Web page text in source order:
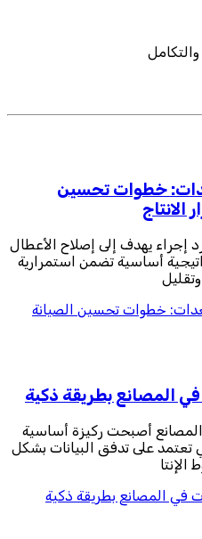
والتكامل
خطوات تحسين
الانتاج
إجراء يهدف إلى إصلاح الأعطال
أساسية تضمن استمرارية
خطوات تحسين الصيانة
في المصانع بطريقة ذكية
المصانع أصبحت ركيزة أساسية
تعتمد على تدفق البيانات بشكل
في المصانع بطريقة ذكية